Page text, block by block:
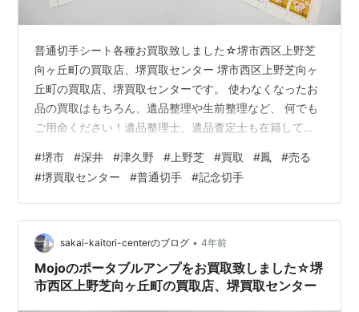
普通切手シート各種お買取致しました☆堺市西区上野芝
向ヶ丘町の買取店、堺買取センター 堺市西区上野芝向ヶ
丘町の買取店、堺買取センターです。 使わなくなったお
品の買取はもちろん、遺品整理や生前整理など、 何でも
ご用命ください！遺品整理士、遺品査定士も在籍してお
りがとうございます。 堺市西区上野芝向ヶ丘町の買取
店、堺買取センターには、 堺市（堺区・北区・西区・中
区・東区・南区・美原区）から、 高石市、和泉市、泉大
津市、そして、鳳北町・鳳西町・鳳東町・鳳南町・鳳中
町、 津久野、三国ヶ丘、初芝、羽衣・東羽衣、上野芝
町・上野芝向ヶ丘町・東上野芝町、 百舌…
#堺市 #深井 #津久野 # 上野芝 #買取 #鳳 #売る
#堺買取センター #普通切手 #記念切手
sakai-kaitori-centerのブログ • 4年前
Mojoのポータブルアンプをお買取致しました☆堺
市西区上野芝向ヶ丘町の買取店、堺買取センター